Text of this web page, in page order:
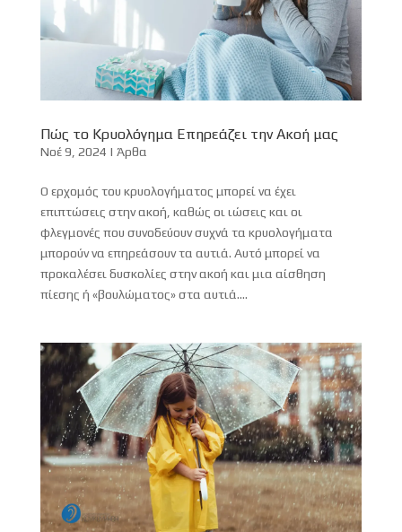
Πώς το Κρυολόγημα Επηρεάζει την Ακοή μας
Νοέ 9, 2024 | Άρθα
Ο ερχομός του κρυολογήματος μπορεί να έχει
επιπτώσεις στην ακοή, καθώς οι ιώσεις και οι
φλεγμονές που συνοδεύουν συχνά τα κρυολογήματα
μπορούν να επηρεάσουν τα αυτιά. Αυτό μπορεί να
προκαλέσει δυσκολίες στην ακοή και μια αίσθηση
πίεσης ή «βουλώματος» στα αυτιά....